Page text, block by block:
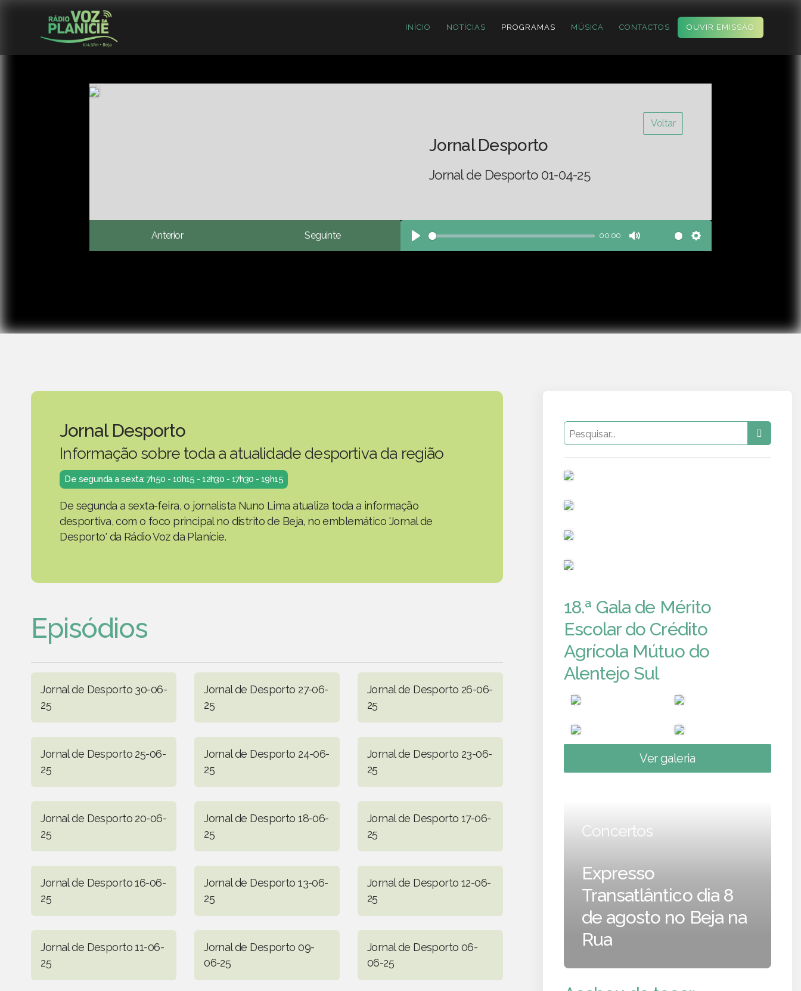
INÍCIO NOTÍCIAS PROGRAMAS MÚSICA CONTACTOS OUVIR EMISSÃO
Voltar
Jornal Desporto
Jornal de Desporto 01-04-25
Anterior Seguinte
Play
00:00
Mute Settings
Jornal Desporto
Informação sobre toda a atualidade desportiva da região
De segunda a sexta: 7h50 - 10h15 - 12h30 - 17h30 - 19h15
De segunda a sexta-feira, o jornalista Nuno Lima atualiza toda a informação
desportiva, com o foco principal no distrito de Beja, no emblemático 'Jornal de
Desporto' da Rádio Voz da Planície.
Episódios
Jornal de Desporto 30-06-
25
Jornal de Desporto 27-06-
25
Jornal de Desporto 26-06-
25
Jornal de Desporto 25-06-
25
Jornal de Desporto 24-06-
25
Jornal de Desporto 23-06-
25
Jornal de Desporto 20-06-
25
Jornal de Desporto 18-06-
25
Jornal de Desporto 17-06-
25
Jornal de Desporto 16-06-
25
Jornal de Desporto 13-06-
25
Jornal de Desporto 12-06-
25
Jornal de Desporto 11-06-
25
Jornal de Desporto 09-
06-25
Jornal de Desporto 06-
06-25
18.ª Gala de Mérito
Escolar do Crédito
Agrícola Mútuo do
Alentejo Sul
Ver galeria
Concertos
Expresso
Transatlântico dia 8
de agosto no Beja na
Rua